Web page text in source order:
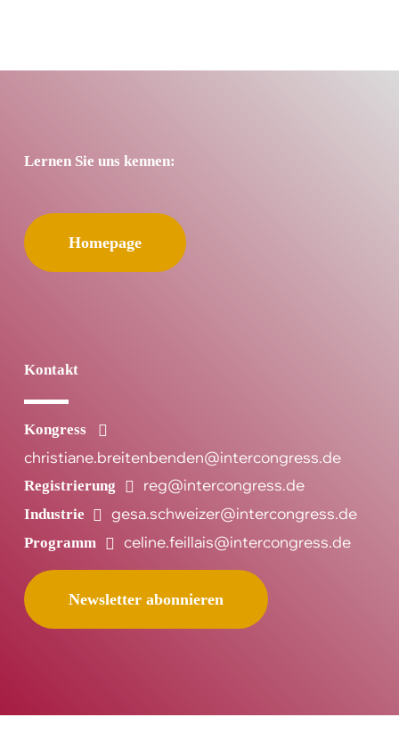
Lernen Sie uns kennen:
Homepage
Kontakt
Kongress
christiane.breitenbenden@intercongress.de
Registrierung reg@intercongress.de
Industrie gesa.schweizer@intercongress.de
Programm celine.feillais@intercongress.de
Newsletter abonnieren